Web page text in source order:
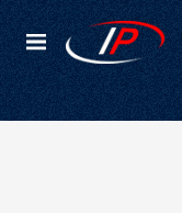
Kateqoriyalar